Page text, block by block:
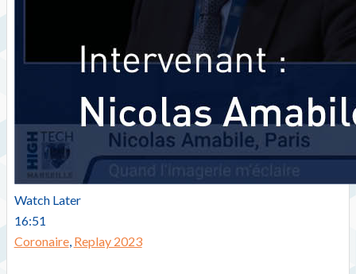
Watch Later
16:51
Coronaire, Replay 2023